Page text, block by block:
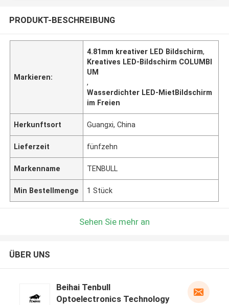
PRODUKT-BESCHREIBUNG
Markieren:
4.81mm kreativer LED Bildschirm,
Kreatives LED-Bildschirm COLUMBI
UM
,
Wasserdichter LED-MietBildschirm
im Freien
Herkunftsort Guangxi, China
Lieferzeit fünfzehn
Markenname TENBULL
Min Bestellmenge 1 Stück
Sehen Sie mehr an
ÜBER UNS
Beihai Tenbull
Optoelectronics Technology